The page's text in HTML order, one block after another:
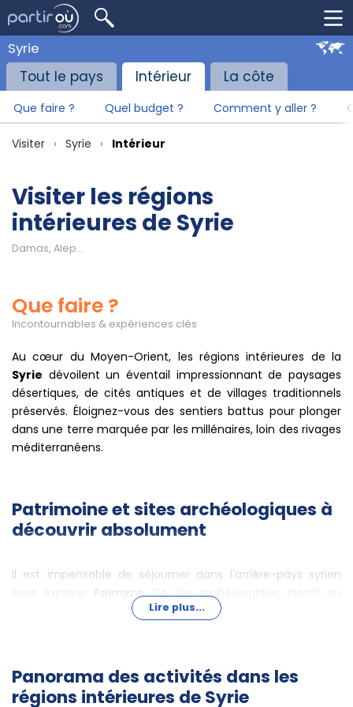
Syrie
Tout le pays
Intérieur La côte
Que faire ? Quel budget ? Comment y aller ?
Visiter Syrie Intérieur
Visiter les régions
intérieures de Syrie
Damas, Alep...
Que faire ?
Incontournables & expériences clés
Au cœur du Moyen-Orient, les régions intérieures de la
Syrie dévoilent un éventail impressionnant de paysages
désertiques, de cités antiques et de villages traditionnels
préservés. Éloignez-vous des sentiers battus pour plonger
dans une terre marquée par les millénaires, loin des rivages
méditerranéens.
Patrimoine et sites archéologiques à
découvrir absolument
Il est impensable de séjourner dans l'arrière-pays syrien
Palmyre. Ce site archéologique, inscrit au
patrimoine mondial de l'UNESCO, invite à déambuler entre
Privilégiez le matin pour profiter d'une lumière dorée et
d'une affluence réduite.
Lire plus...
Panorama des activités dans les
régions intérieures de Syrie